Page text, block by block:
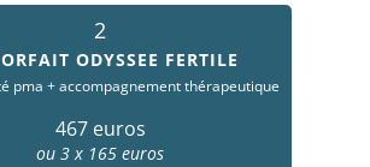
2
ODYSSEE FERTILE
pma + accompagnement thérapeutique
467 euros
ou 3 x 165 euros